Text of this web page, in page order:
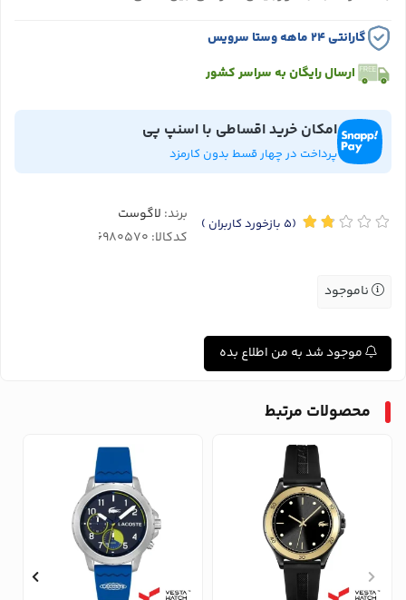
گارانتی ۲۴ ماهه وستا سرویس
ارسال رایگان به سراسر کشور
امکان خرید اقساطی با اسنپ پی
پرداخت در چهار قسط بدون کارمزد
(5 بازخورد کاربران ) برند: لاگوست
کدکالا:
ناموجود
موجود شد به من اطلاع بده
محصولات مرتبط